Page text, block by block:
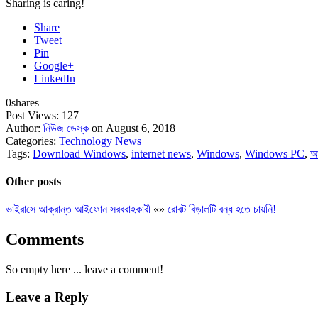
Sharing is caring!
Share
Tweet
Pin
Google+
LinkedIn
0shares
Post Views: 127
Author: নিউজ ডেস্ক on August 6, 2018
Categories: Technology News
Tags: Download Windows, internet news, Windows, Windows PC,
Other posts
ভাইরাসে আক্রান্ত আইফোন সরবরাহকারী «» রোবট বিড়ালটি বন্ধ হতে চায়নি!
Comments
So empty here ... leave a comment!
Leave a Reply